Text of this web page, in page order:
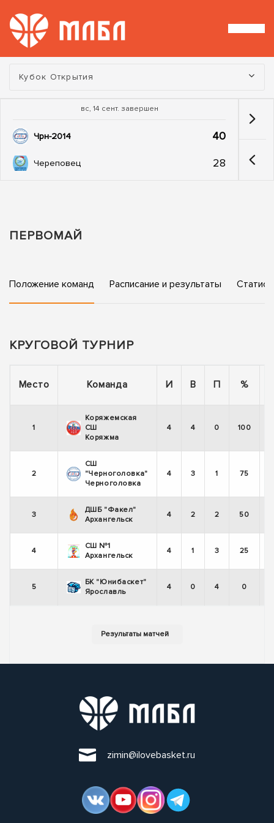
Турнир:
Кубок Открытия
вс, 14 сент. завершен
Чрн-2014 40
Череповец 28
ПЕРВОМАЙ
Положение команд Расписание и результаты
КРУГОВОЙ ТУРНИР
Место Команда И В П %
1
Коряжемская
СШ
Коряжма
4 4 0 100
2
СШ
"Черноголовка"
Черноголовка
4 3 1 75
3
ДШБ "Факел"
Архангельск
4 2 2 50
4
СШ №1
Архангельск
4 1 3 25
5
БК "Юнибаскет"
Ярославль
4 0 4 0
zimin@ilovebasket.ru